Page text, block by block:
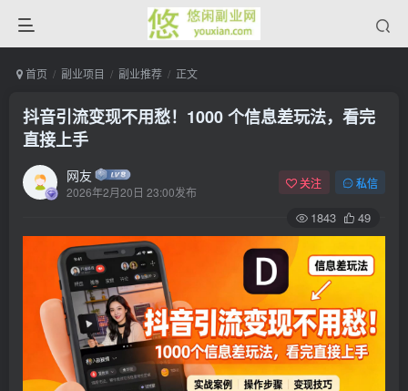
首页 副业项目 副业推荐 正文
抖音引流变现不用愁！1000 个信息差玩法，看完
直接上手
网友
2026年2月20日 23:00发布
关注 私信
1843 49